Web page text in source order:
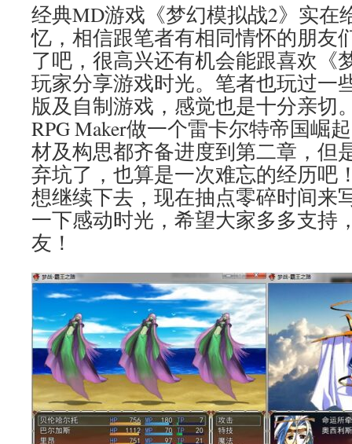
经典MD游戏《梦幻模拟战2》实在
忆，相信跟笔者有相同情怀的朋友
了吧，很高兴还有机会能跟喜欢《
玩家分享游戏时光。笔者也玩过一
版及自制游戏，感觉也是十分亲切
RPG Maker做一个雷卡尔特帝国崛
材及构思都齐备进度到第二章，但
弃坑了，也算是一次难忘的经历吧
想继续下去，现在抽点零碎时间来
一下感动时光，希望大家多多支持
友！